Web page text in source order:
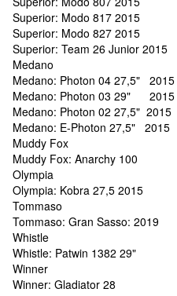
Superior: Modo 817 2015
Superior: Modo 827 2015
Superior: Team 26 Junior 2015
Medano
Medano: Photon 04 27,5" 2015
Medano: Photon 03 29" 2015
Medano: Photon 02 27,5" 2015
Medano: E-Photon 27,5" 2015
Muddy Fox
Muddy Fox: Anarchy 100
Olympia
Olympia: Kobra 27,5 2015
Tommaso
Tommaso: Gran Sasso: 2019
Whistle
Whistle: Patwin 1382 29"
Winner
Winner: Gladiator 28